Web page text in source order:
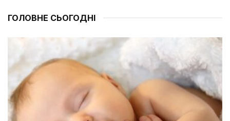
ГОЛОВНЕ СЬОГОДНІ